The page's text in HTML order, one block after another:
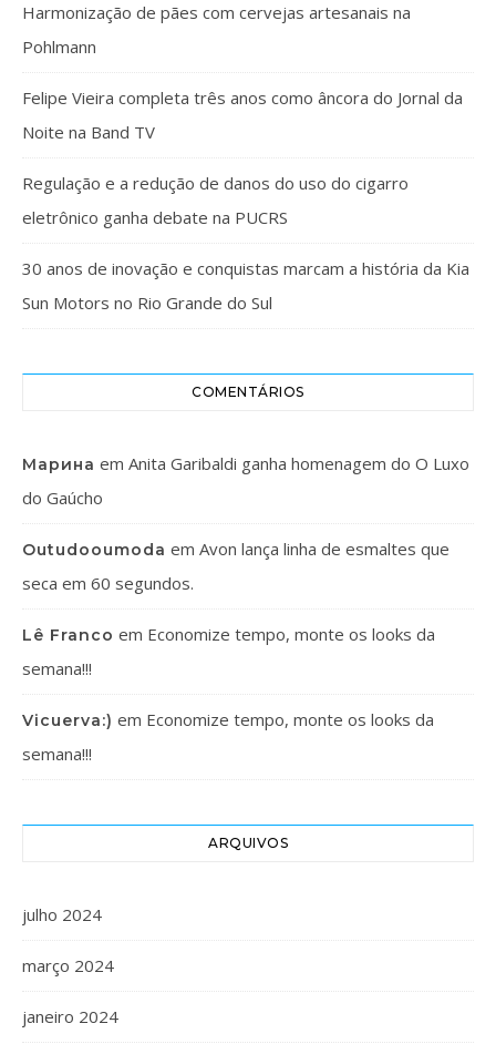
Harmonização de pães com cervejas artesanais na
Pohlmann
Felipe Vieira completa três anos como âncora do Jornal da
Noite na Band TV
Regulação e a redução de danos do uso do cigarro
eletrônico ganha debate na PUCRS
30 anos de inovação e conquistas marcam a história da Kia
Sun Motors no Rio Grande do Sul
COMENTÁRIOS
Марина em Anita Garibaldi ganha homenagem do O Luxo
do Gaúcho
Outudooumoda em Avon lança linha de esmaltes que
seca em 60 segundos.
Lê Franco em Economize tempo, monte os looks da
semana!!!
Vicuerva:) em Economize tempo, monte os looks da
semana!!!
ARQUIVOS
julho 2024
março 2024
janeiro 2024